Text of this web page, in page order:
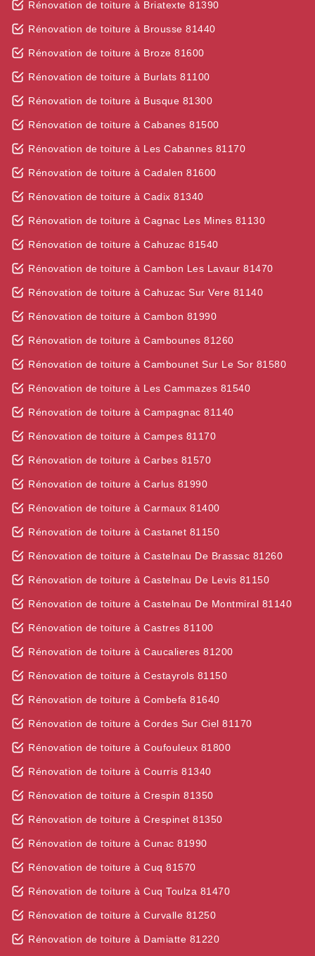
Rénovation de toiture à Briatexte 81390
Rénovation de toiture à Brousse 81440
Rénovation de toiture à Broze 81600
Rénovation de toiture à Burlats 81100
Rénovation de toiture à Busque 81300
Rénovation de toiture à Cabanes 81500
Rénovation de toiture à Les Cabannes 81170
Rénovation de toiture à Cadalen 81600
Rénovation de toiture à Cadix 81340
Rénovation de toiture à Cagnac Les Mines 81130
Rénovation de toiture à Cahuzac 81540
Rénovation de toiture à Cambon Les Lavaur 81470
Rénovation de toiture à Cahuzac Sur Vere 81140
Rénovation de toiture à Cambon 81990
Rénovation de toiture à Cambounes 81260
Rénovation de toiture à Cambounet Sur Le Sor 81580
Rénovation de toiture à Les Cammazes 81540
Rénovation de toiture à Campagnac 81140
Rénovation de toiture à Campes 81170
Rénovation de toiture à Carbes 81570
Rénovation de toiture à Carlus 81990
Rénovation de toiture à Carmaux 81400
Rénovation de toiture à Castanet 81150
Rénovation de toiture à Castelnau De Brassac 81260
Rénovation de toiture à Castelnau De Levis 81150
Rénovation de toiture à Castelnau De Montmiral 81140
Rénovation de toiture à Castres 81100
Rénovation de toiture à Caucalieres 81200
Rénovation de toiture à Cestayrols 81150
Rénovation de toiture à Combefa 81640
Rénovation de toiture à Cordes Sur Ciel 81170
Rénovation de toiture à Coufouleux 81800
Rénovation de toiture à Courris 81340
Rénovation de toiture à Crespin 81350
Rénovation de toiture à Crespinet 81350
Rénovation de toiture à Cunac 81990
Rénovation de toiture à Cuq 81570
Rénovation de toiture à Cuq Toulza 81470
Rénovation de toiture à Curvalle 81250
Rénovation de toiture à Damiatte 81220